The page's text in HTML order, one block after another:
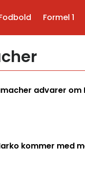
Formel 1
advarer
kommer med